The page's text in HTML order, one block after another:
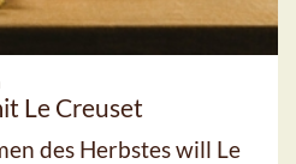
Le Creuset
des Herbstes will Le